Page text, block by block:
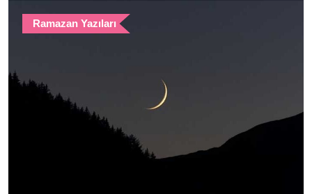
Ramazan Yazıları